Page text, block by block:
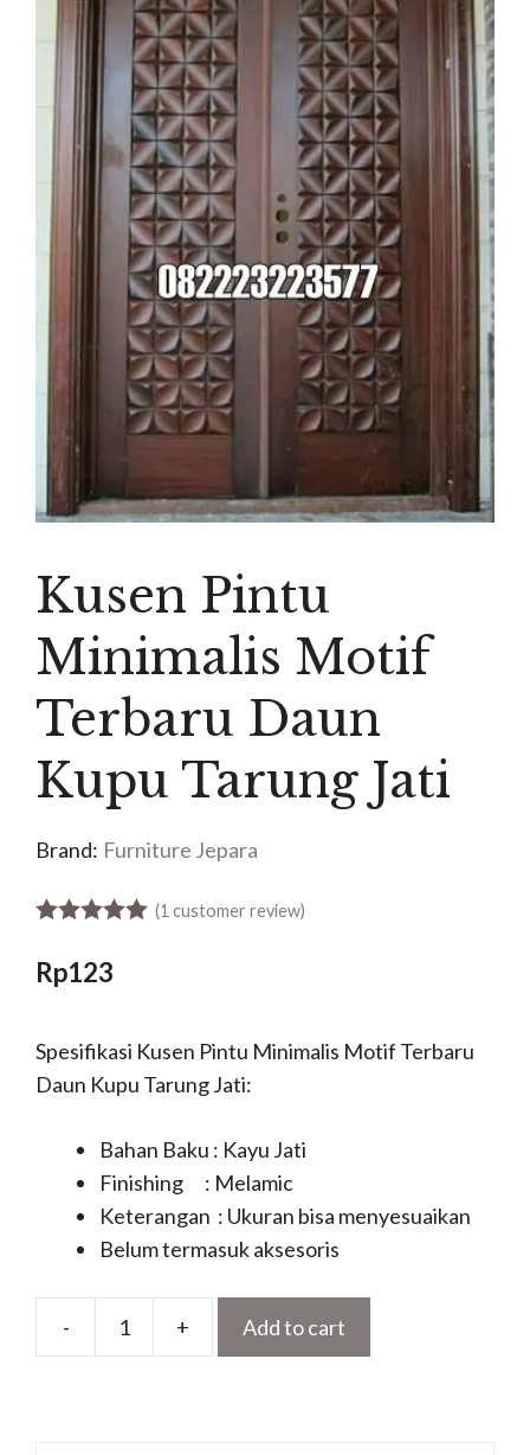
Kusen Pintu
Minimalis Motif
Terbaru Daun
Kupu Tarung Jati
Brand: Furniture Jepara
(1 customer review)
Rp123
Spesifikasi Kusen Pintu Minimalis Motif Terbaru
Daun Kupu Tarung Jati:
Bahan Baku : Kayu Jati
Finishing : Melamic
Keterangan : Ukuran bisa menyesuaikan
Belum termasuk aksesoris
-
Kusen
+ Add to cart